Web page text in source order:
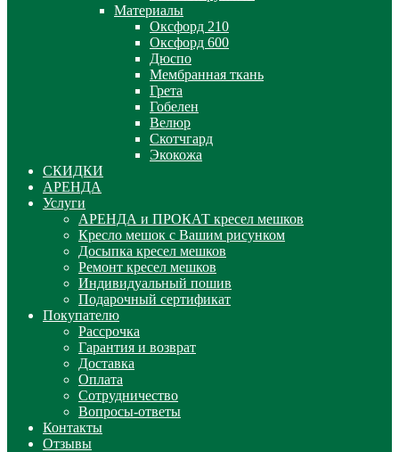
Материалы
Оксфорд 210
Оксфорд 600
Дюспо
Мембранная ткань
Грета
Гобелен
Велюр
Скотчгард
Экокожа
СКИДКИ
АРЕНДА
Услуги
АРЕНДА и ПРОКАТ кресел мешков
Кресло мешок с Вашим рисунком
Досыпка кресел мешков
Ремонт кресел мешков
Индивидуальный пошив
Подарочный сертификат
Покупателю
Рассрочка
Гарантия и возврат
Доставка
Оплата
Сотрудничество
Вопросы-ответы
Контакты
Отзывы